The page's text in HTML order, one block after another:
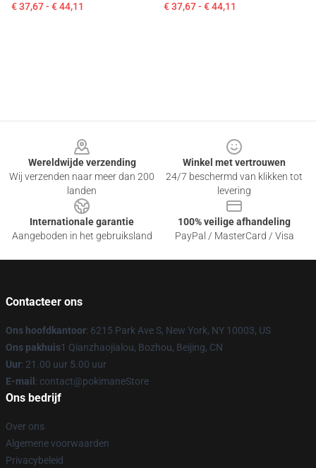
€ 37,67 - € 44,11 € 37,67 - € 44,11
Wereldwijde verzending
Wij verzenden naar meer dan 200
landen
Winkel met vertrouwen
24/7 beschermd van klikken tot
levering
Internationale garantie
Aangeboden in het gebruiksland
100% veilige afhandeling
PayPal / MasterCard / Visa
Contacteer ons
Ons hoofdkantoor: 6215 Park Ave S, New York, NY 10003, US
Ons pakhuis1 Qianzhaojialou, Bozhou, Beijing, CN
Uur: 21.00 uur 5.00 uur
E-mail : contact@pokimaneStore
Ons bedrijf
Over ons
Algemene voorwaarden
Privacybeleid